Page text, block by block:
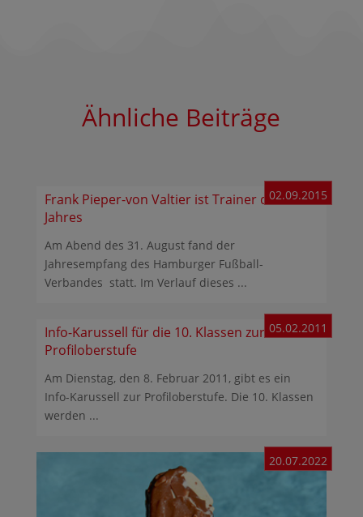
Ähnliche Beiträge
Frank Pieper-von Valtier ist Trainer des
Jahres
02.09.2015
Am Abend des 31. August fand der
Jahresempfang des Hamburger Fußball-
Verbandes statt. Im Verlauf dieses ...
Info-Karussell für die 10. Klassen zur
Profiloberstufe
05.02.2011
Am Dienstag, den 8. Februar 2011, gibt es ein
Info-Karussell zur Profiloberstufe. Die 10. Klassen
werden ...
20.07.2022